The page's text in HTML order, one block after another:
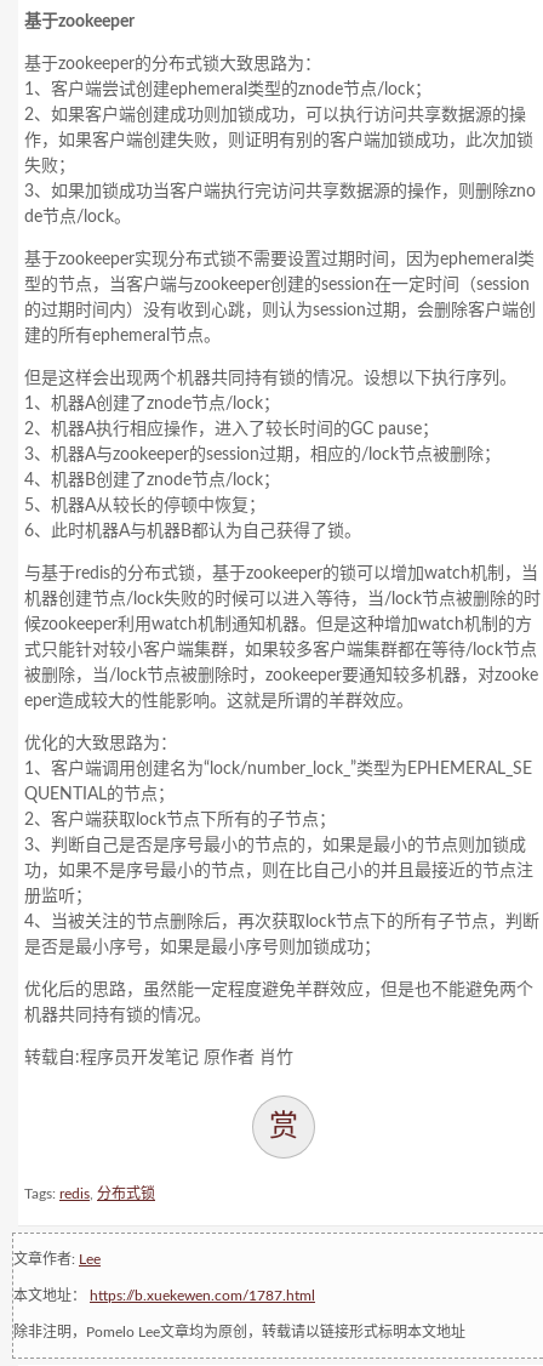
基于zookeeper
基于zookeeper的分布式锁大致思路为：
1、客户端尝试创建ephemeral类型的znode节点/lock；
2、如果客户端创建成功则加锁成功，可以执行访问共享数据源的操
作，如果客户端创建失败，则证明有别的客户端加锁成功，此次加锁
失败；
3、如果加锁成功当客户端执行完访问共享数据源的操作，则删除zno
de节点/lock。
基于zookeeper实现分布式锁不需要设置过期时间，因为ephemeral类
型的节点，当客户端与zookeeper创建的session在一定时间（session
的过期时间内）没有收到心跳，则认为session过期，会删除客户端创
建的所有ephemeral节点。
但是这样会出现两个机器共同持有锁的情况。设想以下执行序列。
1、机器A创建了znode节点/lock；
2、机器A执行相应操作，进入了较长时间的GC pause；
3、机器A与zookeeper的session过期，相应的/lock节点被删除；
4、机器B创建了znode节点/lock；
5、机器A从较长的停顿中恢复；
6、此时机器A与机器B都认为自己获得了锁。
与基于redis的分布式锁，基于zookeeper的锁可以增加watch机制，当
机器创建节点/lock失败的时候可以进入等待，当/lock节点被删除的时
候zookeeper利用watch机制通知机器。但是这种增加watch机制的方
式只能针对较小客户端集群，如果较多客户端集群都在等待/lock节点
被删除，当/lock节点被删除时，zookeeper要通知较多机器，对zooke
eper造成较大的性能影响。这就是所谓的羊群效应。
优化的大致思路为：
1、客户端调用创建名为“lock/number_lock_”类型为EPHEMERAL_SE
QUENTIAL的节点；
2、客户端获取lock节点下所有的子节点；
3、判断自己是否是序号最小的节点的，如果是最小的节点则加锁成
功，如果不是序号最小的节点，则在比自己小的并且最接近的节点注
册监听；
4、当被关注的节点删除后，再次获取lock节点下的所有子节点，判断
是否是最小序号，如果是最小序号则加锁成功；
优化后的思路，虽然能一定程度避免羊群效应，但是也不能避免两个
机器共同持有锁的情况。
转载自:程序员开发笔记 原作者 肖竹
赏
Tags: redis 分布式锁
文章作者: Lee
本文地址： https://b.xuekewen.com/1787.html
除非注明，Pomelo Lee文章均为原创，转载请以链接形式标明本文地址